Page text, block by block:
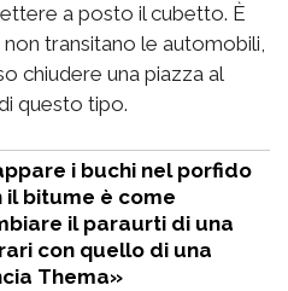
a posto il cubetto. È
transitano le automobili,
chiudere una piazza al
questo tipo.
i buchi nel porfido
il bitume è come
il paraurti di una
con quello di una
Thema»